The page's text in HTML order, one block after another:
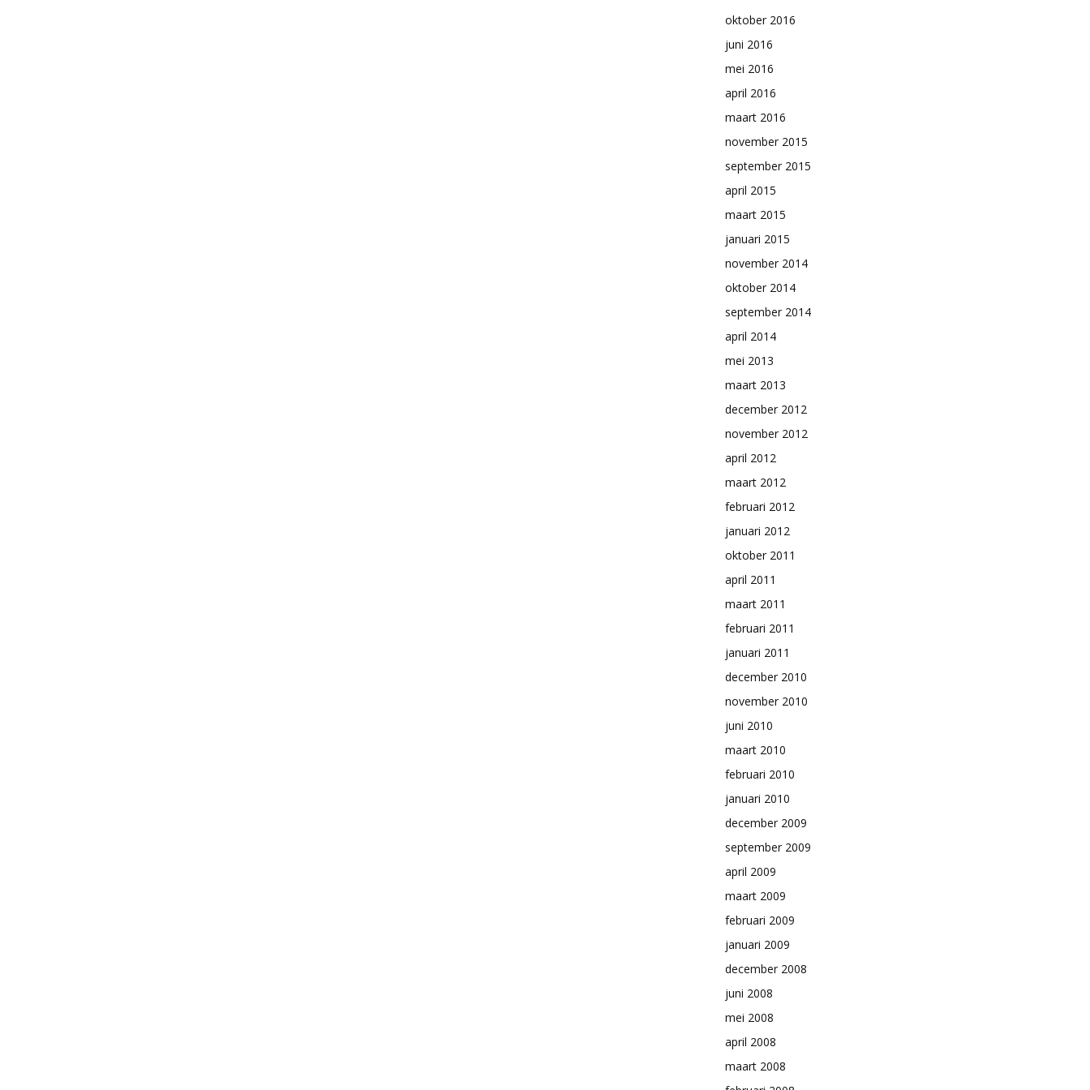
oktober 2016
juni 2016
mei 2016
april 2016
maart 2016
november 2015
september 2015
april 2015
maart 2015
januari 2015
november 2014
oktober 2014
september 2014
april 2014
mei 2013
maart 2013
december 2012
november 2012
april 2012
maart 2012
februari 2012
januari 2012
oktober 2011
april 2011
maart 2011
februari 2011
januari 2011
december 2010
november 2010
juni 2010
maart 2010
februari 2010
januari 2010
december 2009
september 2009
april 2009
maart 2009
februari 2009
januari 2009
december 2008
juni 2008
mei 2008
april 2008
maart 2008